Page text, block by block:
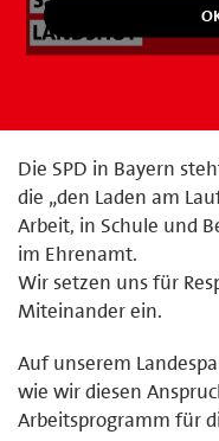
Die SPD in Bayern
die „den Laden am
Arbeit, in Schule und
im Ehrenamt.
Wir setzen uns für
Miteinander ein.
Auf unserem
wie wir diesen
Arbeitsprogramm für